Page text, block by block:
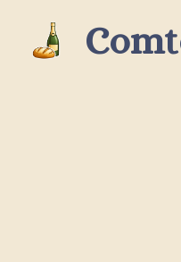
contenu